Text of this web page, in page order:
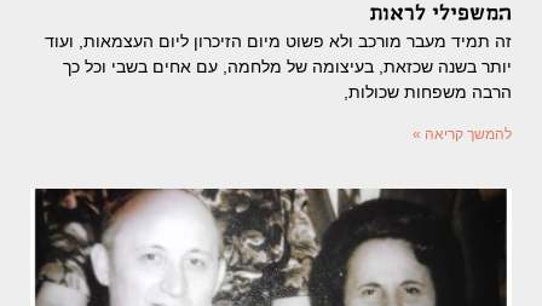
המשפילי לראות
זה תמיד מעבר מורכב ולא פשוט מיום הזיכרון ליום העצמאות, ועוד
יותר בשנה שכזאת, בעיצומה של מלחמה, עם אחים בשבי וכל כך
הרבה משפחות שכולות,
להמשך קריאה »